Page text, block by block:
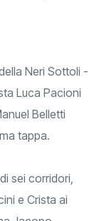
Neri Sottoli -
Luca Pacioni
Belletti
tappa.
sei corridori,
e Crista ai